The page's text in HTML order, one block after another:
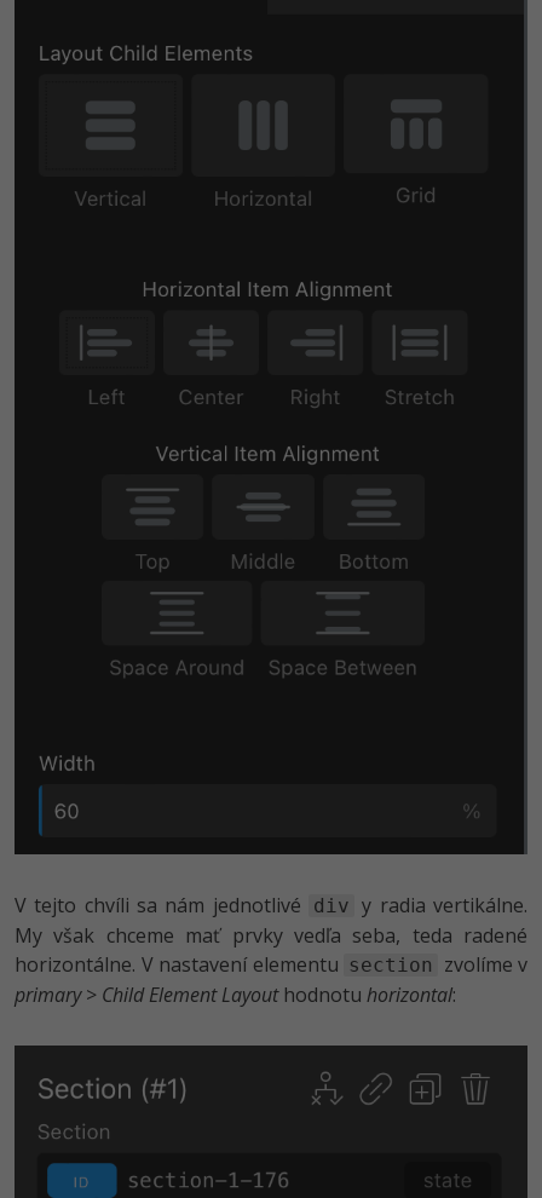
V tejto chvíli sa nám jednotlivé div y radia vertikálne.
My však chceme mať prvky vedľa seba, teda radené
horizontálne. V nastavení elementu section
zvolíme v
primary> Child Element Layouthodnotu horizontal: